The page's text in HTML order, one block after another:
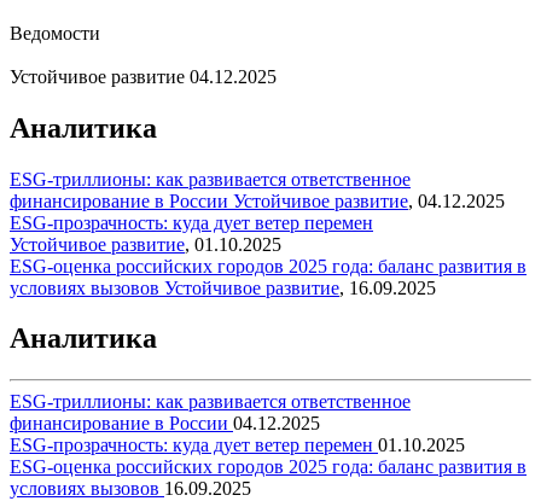
Ведомости
Устойчивое развитие 04.12.2025
Аналитика
ESG-триллионы: как развивается ответственное
финансирование в России Устойчивое развитие, 04.12.2025
ESG-прозрачность: куда дует ветер перемен
Устойчивое развитие, 01.10.2025
ESG-оценка российских городов 2025 года: баланс развития в
условиях вызовов Устойчивое развитие, 16.09.2025
Аналитика
ESG-триллионы: как развивается ответственное
финансирование в России 04.12.2025
ESG-прозрачность: куда дует ветер перемен 01.10.2025
ESG-оценка российских городов 2025 года: баланс развития в
условиях вызовов 16.09.2025